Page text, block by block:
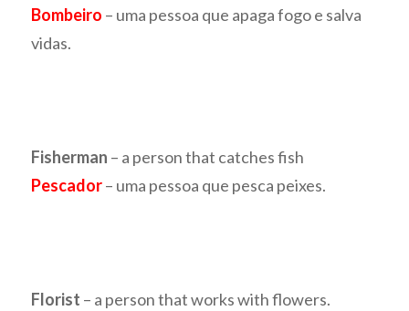
Bombeiro – uma pessoa que apaga fogo e salva
vidas.
Fisherman – a person that catches fish
Pescador– uma pessoa que pesca peixes.
Florist – a person that works with flowers.